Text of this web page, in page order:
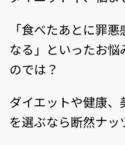
「食べたあとに罪
なる」といったお
のでは？
ダイエットや健康
を選ぶなら断然ナッ